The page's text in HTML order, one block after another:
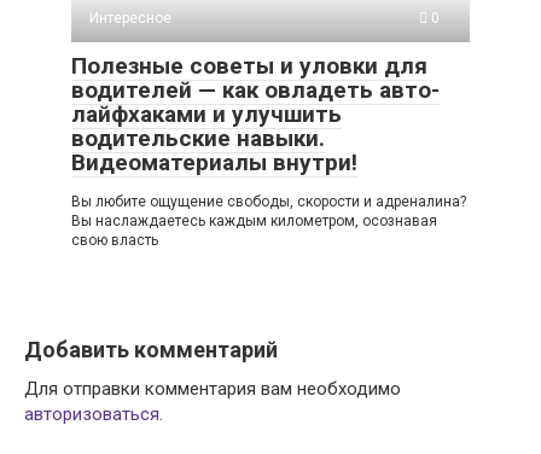
Интересное
0
Полезные советы и уловки для
водителей — как овладеть авто-
лайфхаками и улучшить
водительские навыки.
Видеоматериалы внутри!
Вы любите ощущение свободы, скорости и адреналина?
Вы наслаждаетесь каждым километром, осознавая
свою власть
Добавить комментарий
Для отправки комментария вам необходимо
авторизоваться.